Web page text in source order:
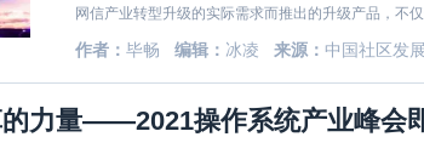
网信产业转型升级的实际需求而推出的升级产品，不
作者： 毕畅 编辑： 冰凌 来源： 中国社区发
力量——2021操作系统产业峰会